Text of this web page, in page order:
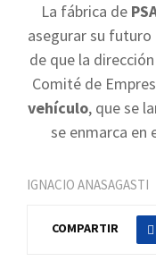
La fábrica de
asegurar su futuro
de que la
Comité de
vehículo, que se
se enmarca en
IGNACIO ANASAGASTI
COMPARTIR